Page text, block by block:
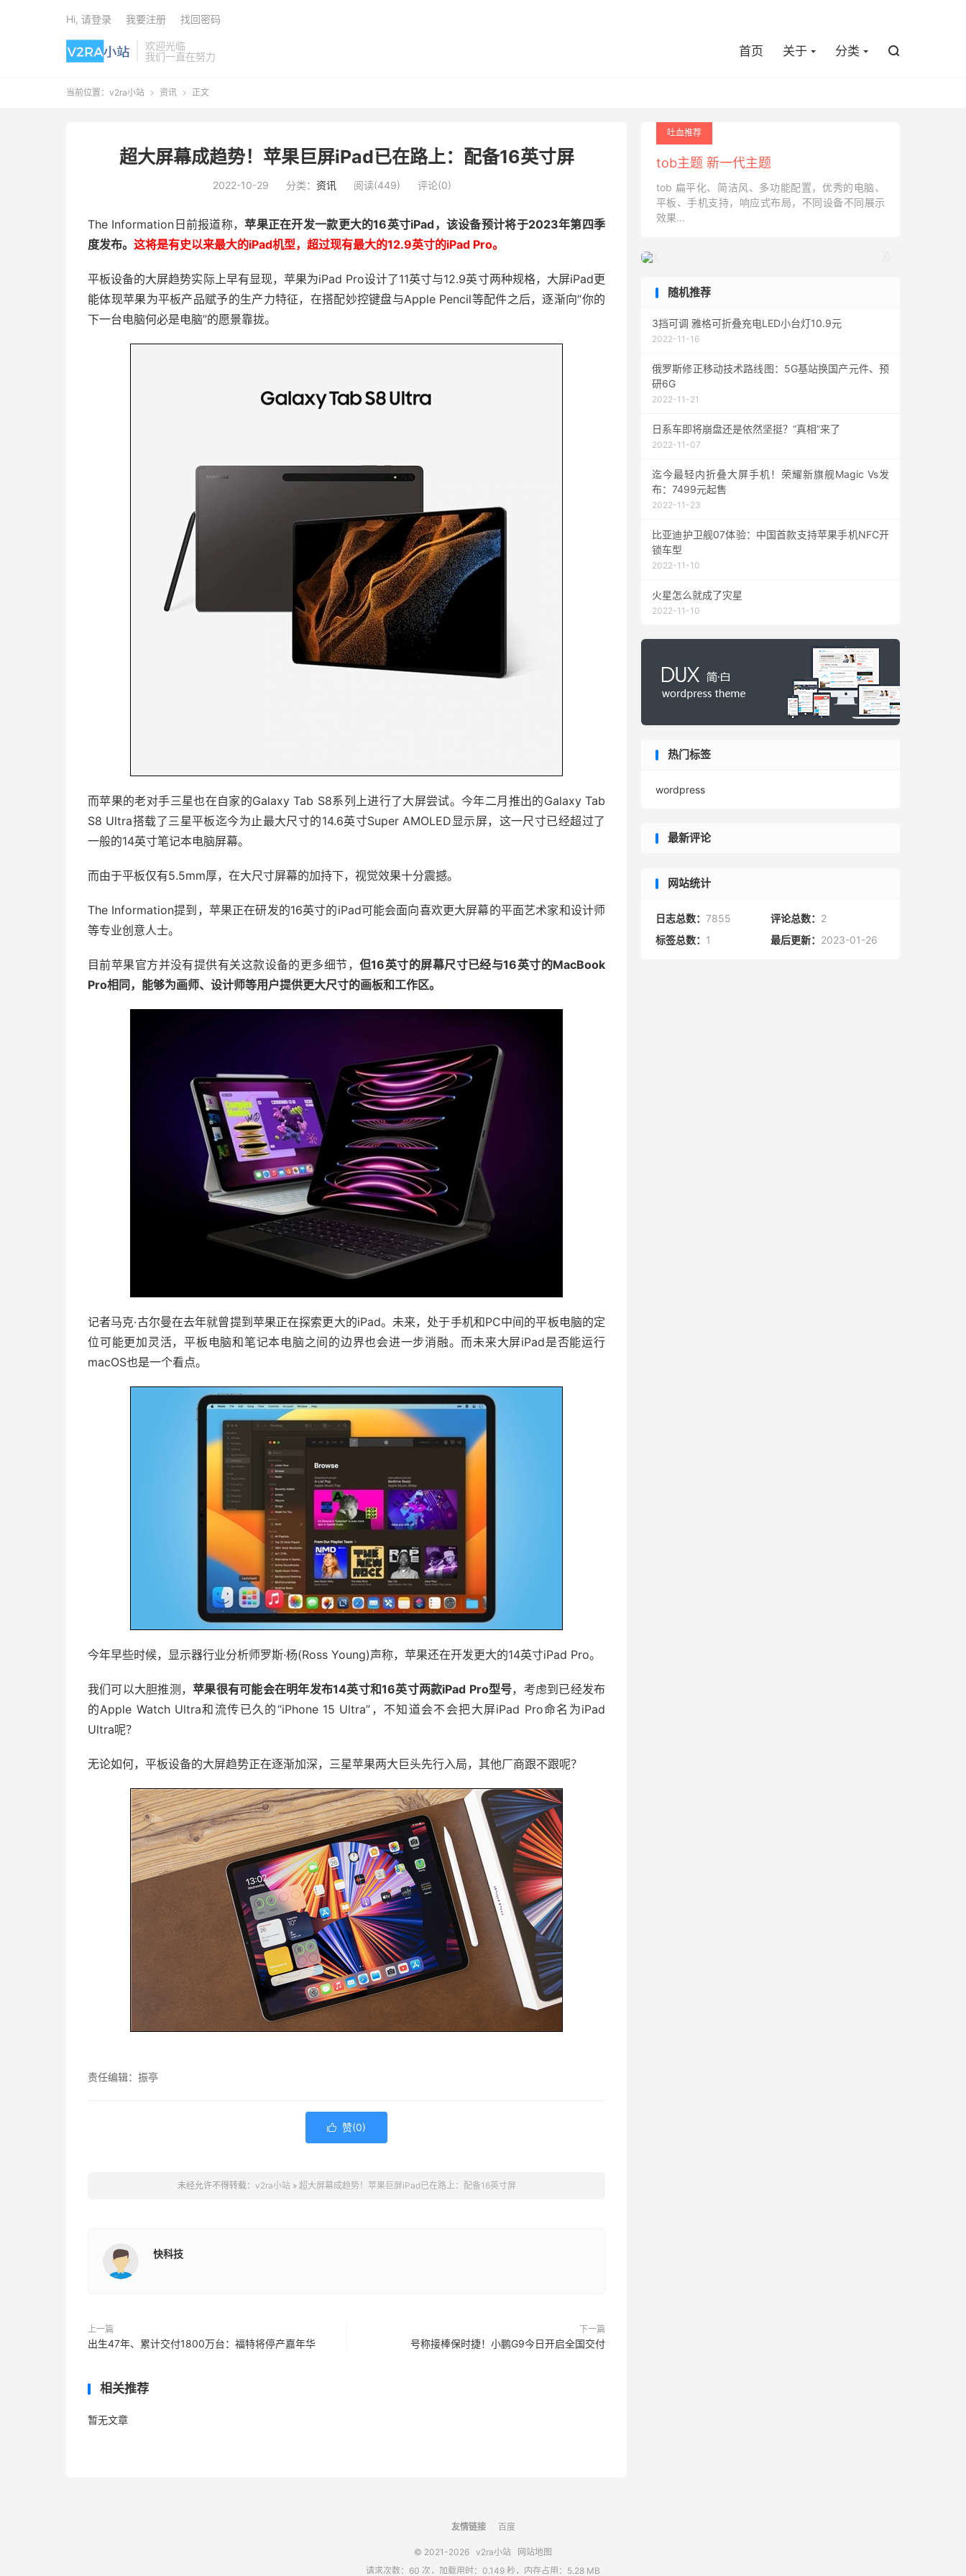
欢迎光临
我们一直在努力
首页 关于 分类 
Hi, 请登录 我要注册 找回密码
当前位置： v2ra小站  资讯  正文
超大屏幕成趋势！苹果巨屏iPad已在路上：配备16英寸屏
2022-10-29 分类： 资讯 阅读(449) 评论(0)
The Information日前报道称，苹果正在开发一款更大的16英寸iPad，该设备预计将于2023年第四季
度发布。 这将是有史以来最大的iPad机型，超过现有最大的12.9英寸的iPad Pro。
平板设备的大屏趋势实际上早有显现，苹果为iPad Pro设计了11英寸与12.9英寸两种规格，大屏iPad更
能体现苹果为平板产品赋予的生产力特征，在搭配妙控键盘与Apple Pencil等配件之后，逐渐向“你的
下一台电脑何必是电脑”的愿景靠拢。
而苹果的老对手三星也在自家的Galaxy Tab S8系列上进行了大屏尝试。今年二月推出的Galaxy Tab
S8 Ultra搭载了三星平板迄今为止最大尺寸的14.6英寸Super AMOLED显示屏，这一尺寸已经超过了
一般的14英寸笔记本电脑屏幕。
而由于平板仅有5.5mm厚，在大尺寸屏幕的加持下，视觉效果十分震撼。
The Information提到，苹果正在研发的16英寸的iPad可能会面向喜欢更大屏幕的平面艺术家和设计师
等专业创意人士。
目前苹果官方并没有提供有关这款设备的更多细节，但16英寸的屏幕尺寸已经与16英寸的MacBook
Pro相同，能够为画师、设计师等用户提供更大尺寸的画板和工作区。
记者马克·古尔曼在去年就曾提到苹果正在探索更大的iPad。未来，处于手机和PC中间的平板电脑的定
位可能更加灵活，平板电脑和笔记本电脑之间的边界也会进一步消融。而未来大屏iPad是否能运行
macOS也是一个看点。
今年早些时候，显示器行业分析师罗斯·杨(Ross Young)声称，苹果还在开发更大的14英寸iPad Pro。
我们可以大胆推测，苹果很有可能会在明年发布14英寸和16英寸两款iPad Pro型号，考虑到已经发布
的Apple Watch Ultra和流传已久的“iPhone 15 Ultra”，不知道会不会把大屏iPad Pro命名为iPad
Ultra呢？
无论如何，平板设备的大屏趋势正在逐渐加深，三星苹果两大巨头先行入局，其他厂商跟不跟呢？
责任编辑：振亭
 赞(0)
未经允许不得转载： v2ra小站» 超大屏幕成趋势！苹果巨屏iPad已在路上：配备16英寸屏
快科技
上一篇
出生47年、累计交付1800万台：福特将停产嘉年华
下一篇
号称接棒保时捷！小鹏G9今日开启全国交付
相关推荐
暂无文章
吐血推荐
tob主题 新一代主题
tob 扁平化、简洁风、多功能配置，优秀的电脑、
平板、手机支持，响应式布局，不同设备不同展示
效果...

随机推荐
3挡可调 雅格可折叠充电LED小台灯10.9元
2022-11-16
俄罗斯修正移动技术路线图：5G基站换国产元件、预
研6G
2022-11-21
日系车即将崩盘还是依然坚挺？“真相”来了
2022-11-07
迄今最轻内折叠大屏手机！荣耀新旗舰Magic Vs发
布：7499元起售
2022-11-23
比亚迪护卫舰07体验：中国首款支持苹果手机NFC开
锁车型
2022-11-10
火星怎么就成了灾星
2022-11-10
热门标签
wordpress
最新评论
网站统计
日志总数： 7855 评论总数： 2
标签总数： 1 最后更新： 2023-01-26
友情链接 百度
© 2021-2026 v2ra小站
网站地图
请求次数：60 次，加载用时：0.149 秒，内存占用：5.28 MB